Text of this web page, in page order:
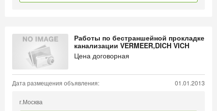
Работы по бестраншейной прокладке
канализации VERMEER,DICH VICH
Цена договорная
Дата размещения объявления: 01.01.2013
г.Москва